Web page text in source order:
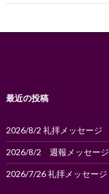
ー
ン
最近の投稿
2026/8/2 礼拝メッセージ
2026/8/2 週報メッセージ
2026/7/26 礼拝メッセージ